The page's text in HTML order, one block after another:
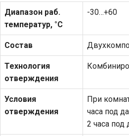
Диапазон раб.
температур, °С
-30…+60
Состав
Технология
отверждения
Условия
отверждения
При
часа под
2 часа